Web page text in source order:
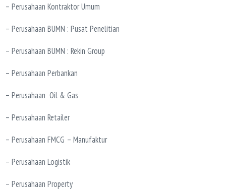
– Perusahaan Kontraktor Umum
– Perusahaan BUMN : Pusat Penelitian
– Perusahaan BUMN : Rekin Group
– Perusahaan Perbankan
– Perusahaan Oil & Gas
– Perusahaan Retailer
– Perusahaan FMCG – Manufaktur
– Perusahaan Logistik
– Perusahaan Property